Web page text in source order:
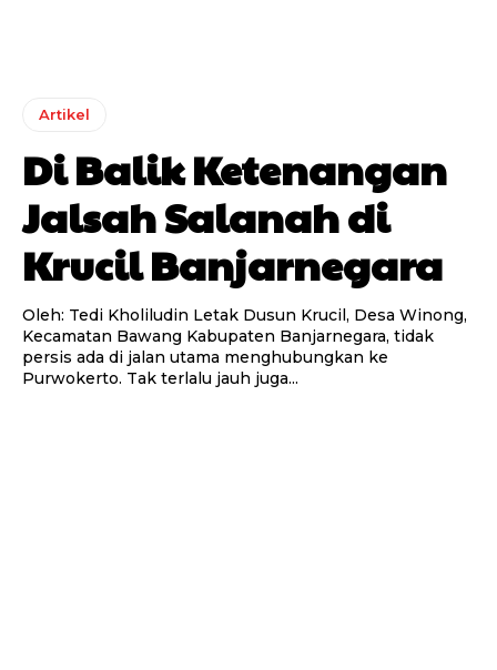
Artikel
Di Balik Ketenangan
Jalsah Salanah di
Krucil Banjarnegara
Oleh: Tedi Kholiludin Letak Dusun Krucil, Desa Winong,
Kecamatan Bawang Kabupaten Banjarnegara, tidak
persis ada di jalan utama menghubungkan ke
Purwokerto. Tak terlalu jauh juga...